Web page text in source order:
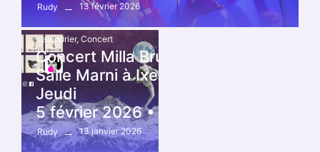
Rudy 13 février 2026
calendrier, Concert
Concert Milla Brune –
Salle Marni à Ixelles –
Jeudi
5 février 2026 • 20:00
Rudy 13 janvier 2026